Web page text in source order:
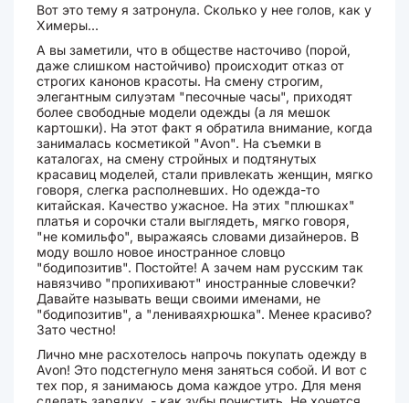
Вот это тему я затронула. Сколько у нее голов, как у
Химеры...
А вы заметили, что в обществе насточиво (порой,
даже слишком настойчиво) происходит отказ от
строгих канонов красоты. На смену строгим,
элегантным силуэтам "песочные часы", приходят
более свободные модели одежды (а ля мешок
картошки). На этот факт я обратила внимание, когда
занималась косметикой "Avon". На съемки в
каталогах, на смену стройных и подтянутых
красавиц моделей, стали привлекать женщин, мягко
говоря, слегка располневших. Но одежда-то
китайская. Качество ужасное. На этих "плюшках"
платья и сорочки стали выглядеть, мягко говоря,
"не комильфо", выражаясь словами дизайнеров. В
моду вошло новое иностранное словцо
"бодипозитив". Постойте! А зачем нам русским так
навязчиво "пропихивают" иностранные словечки?
Давайте называть вещи своими именами, не
"бодипозитив", а "лениваяхрюшка". Менее красиво?
Зато честно!
Лично мне расхотелось напрочь покупать одежду в
Avon! Это подстегнуло меня заняться собой. И вот с
тех пор, я занимаюсь дома каждое утро. Для меня